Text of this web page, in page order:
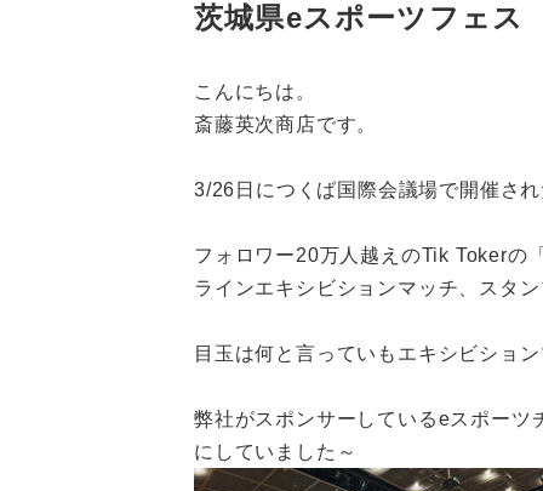
茨城県eスポーツフェ
こんにちは。
斎藤英次商店です。
3/26日につくば国際会議場で開催さ
フォロワー20万人越えのTik Tokerの
ラインエキシビションマッチ、スタ
目玉は何と言っていもエキシビショ
弊社がスポンサーしているeスポー
にしていました～